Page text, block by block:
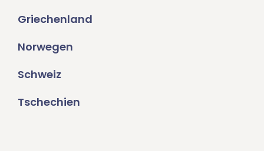
Griechenland
Norwegen
Schweiz
Tschechien